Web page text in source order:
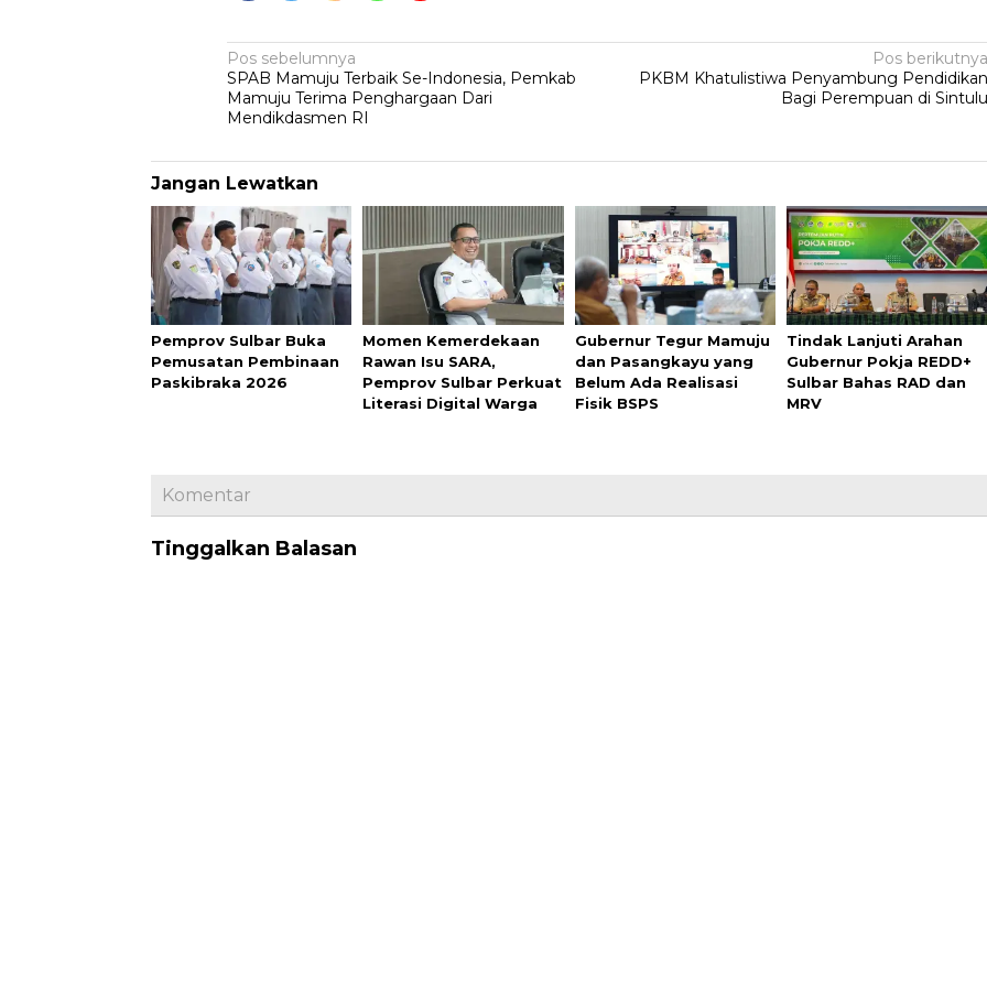
Navigasi
pos
Pos sebelumnya
SPAB Mamuju Terbaik Se-Indonesia, Pemkab
Mamuju Terima Penghargaan Dari
Mendikdasmen RI
Pos berikutnya
PKBM Khatulistiwa Penyambung Pendidikan
Bagi Perempuan di Sintulu
Jangan Lewatkan
Pemprov Sulbar Buka
Pemusatan Pembinaan
Paskibraka 2026
Momen Kemerdekaan
Rawan Isu SARA,
Pemprov Sulbar Perkuat
Literasi Digital Warga
Gubernur Tegur Mamuju
dan Pasangkayu yang
Belum Ada Realisasi
Fisik BSPS
Tindak Lanjuti Arahan
Gubernur Pokja REDD+
Sulbar Bahas RAD dan
MRV
Komentar
Tinggalkan Balasan